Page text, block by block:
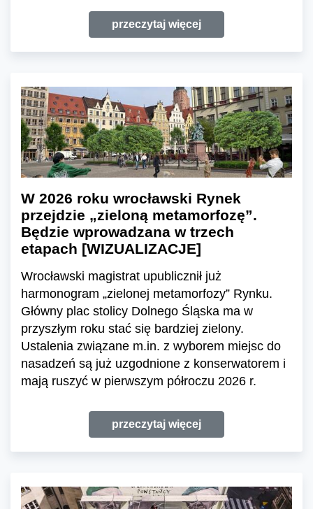
przeczytaj więcej
W 2026 roku wrocławski Rynek
przejdzie „zieloną metamorfozę”.
Będzie wprowadzana w trzech
etapach [WIZUALIZACJE]
Wrocławski magistrat upublicznił już
harmonogram „zielonej metamorfozy” Rynku.
Główny plac stolicy Dolnego Śląska ma w
przyszłym roku stać się bardziej zielony.
Ustalenia związane m.in. z wyborem miejsc do
nasadzeń są już uzgodnione z konserwatorem i
mają ruszyć w pierwszym półroczu 2026 r.
przeczytaj więcej